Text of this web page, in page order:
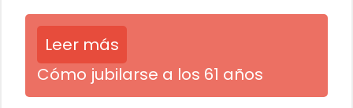
Leer más
Cómo jubilarse a los 61 años